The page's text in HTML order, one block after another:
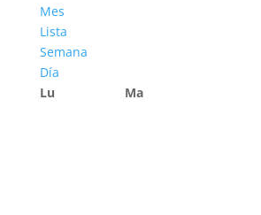
Mes
Lista
Semana
Día
Lu
Ma